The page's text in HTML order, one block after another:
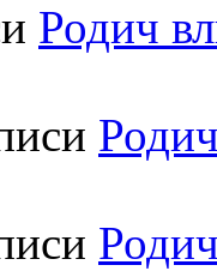
Родич